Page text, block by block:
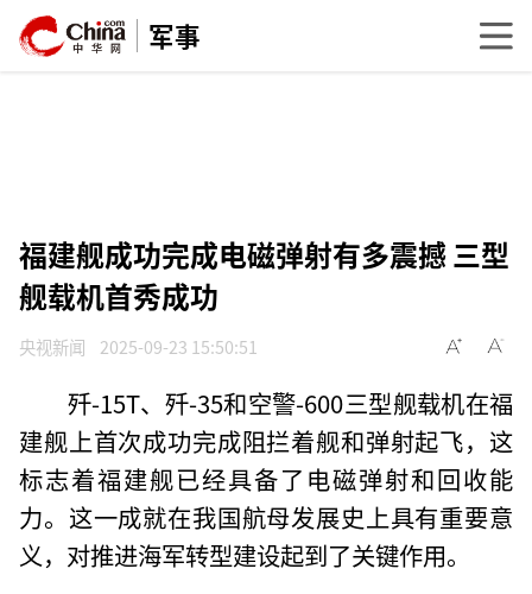
军事
福建舰成功完成电磁弹射有多震撼 三型
舰载机首秀成功
央视新闻 2025-09-23 15:50:51
歼-15T、歼-35和空警-600三型舰载机在福
建舰上首次成功完成阻拦着舰和弹射起飞，这
标志着福建舰已经具备了电磁弹射和回收能
力。这一成就在我国航母发展史上具有重要意
义，对推进海军转型建设起到了关键作用。